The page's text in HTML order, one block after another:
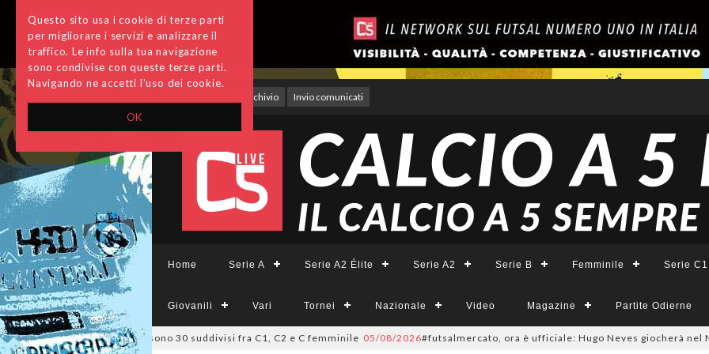
OK
Questo sito usa i cookie di terze parti
per migliorare i servizi e analizzare il
traffico. Le info sulla tua navigazione
sono condivise con queste terze parti.
Navigando ne accetti l'uso dei cookie.
Archivio Invio comunicati
Home Serie A Serie A2 Élite Serie A2 Serie B Femminile Serie C1
Giovanili Vari Tornei Nazionale Video Magazine Partite Odierne
deliberati i ripescaggi: sono 30 suddivisi fra C1, C2 e C femminile 05/08/2026#futsalmercato, ora è ufficiale: Hugo Neves giocherà nel